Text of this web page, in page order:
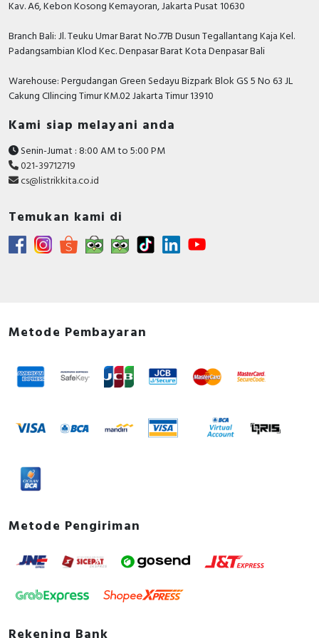
Kav. A6, Kebon Kosong Kemayoran, Jakarta Pusat 10630
Branch Bali: Jl. Teuku Umar Barat No.77B Dusun Tegallantang Kaja Kel.
Padangsambian Klod Kec. Denpasar Barat Kota Denpasar Bali
Warehouse: Pergudangan Green Sedayu Bizpark Blok GS 5 No 63 JL
Cakung CIlincing Timur KM.02 Jakarta Timur 13910
Kami siap melayani anda
Senin-Jumat : 8:00 AM to 5:00 PM
021-39712719
cs@listrikkita.co.id
Temukan kami di
Metode Pembayaran
Metode Pengiriman